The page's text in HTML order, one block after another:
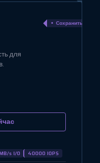
Сохранить 22%
для
s I/O 40000 IOPS